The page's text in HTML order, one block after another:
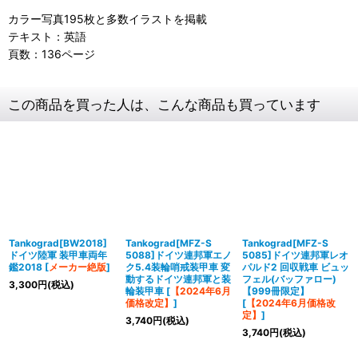
カラー写真195枚と多数イラストを掲載
テキスト：英語
頁数：136ページ
この商品を買った人は、こんな商品も買っています
Tankograd[BW2018]
ドイツ陸軍 装甲車両年
鑑2018 [メーカー絶版]
3,300円(税込)
Tankograd[MFZ-S
5088]ドイツ連邦軍エノ
ク5.4装輪哨戒装甲車 変
動するドイツ連邦軍と装
輪装甲車 [ 【2024年6月
価格改定】 ]
3,740円(税込)
Tankograd[MFZ-S
5085]ドイツ連邦軍レオ
パルド2 回収戦車 ビュッ
フェル(バッファロー)
【999冊限定】
[ 【2024年6月価格改
定】 ]
3,740円(税込)